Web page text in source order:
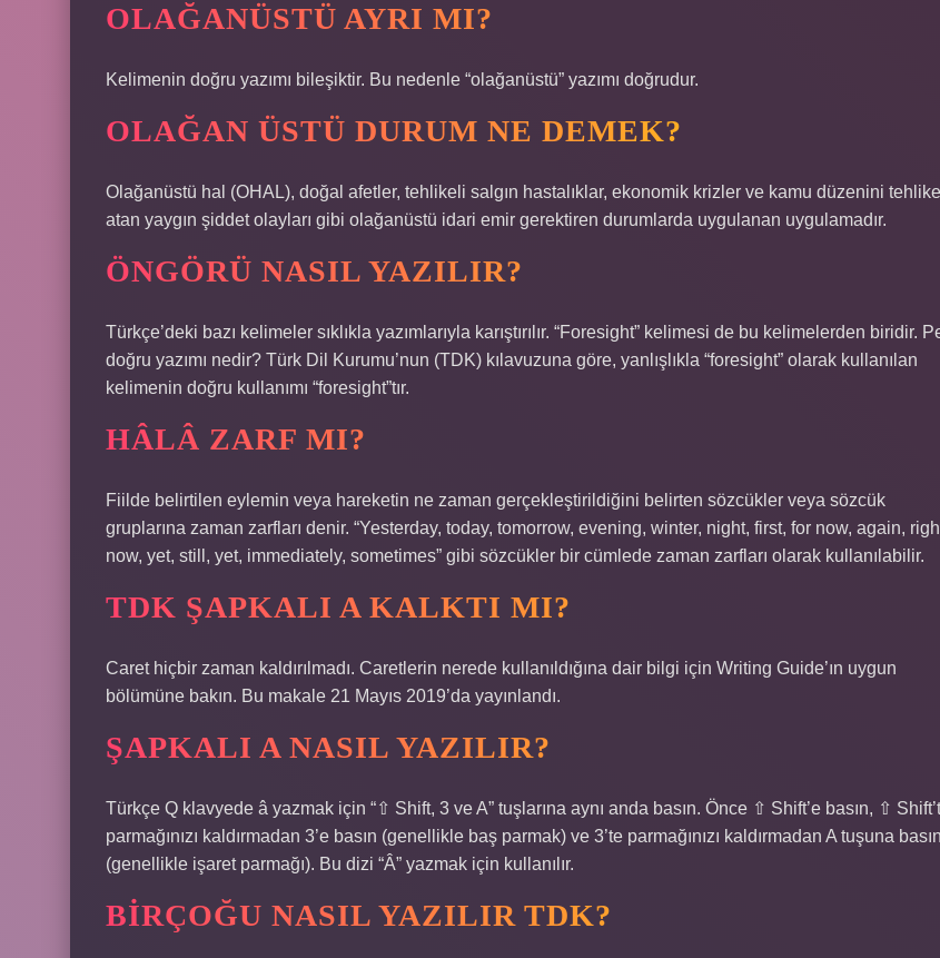
OLAĞANÜSTÜ AYRI MI?
Kelimenin doğru yazımı bileşiktir. Bu nedenle “olağanüstü” yazımı doğrudur.
OLAĞAN ÜSTÜ DURUM NE DEMEK?
Olağanüstü hal (OHAL), doğal afetler, tehlikeli salgın hastalıklar, ekonomik krizler ve kamu düzenini
atan yaygın şiddet olayları gibi olağanüstü idari emir gerektiren durumlarda uygulanan uygulamadır.
ÖNGÖRÜ NASIL YAZILIR?
Türkçe’deki bazı kelimeler sıklıkla yazımlarıyla karıştırılır. “Foresight” kelimesi de bu kelimelerden biridir.
doğru yazımı nedir? Türk Dil Kurumu’nun (TDK) kılavuzuna göre, yanlışlıkla “foresight” olarak kullanılan
kelimenin doğru kullanımı “foresight”tır.
HÂLÂ ZARF MI?
Fiilde belirtilen eylemin veya hareketin ne zaman gerçekleştirildiğini belirten sözcükler veya sözcük
gruplarına zaman zarfları denir. “Yesterday, today, tomorrow, evening, winter, night, first, for now, again,
now, yet, still, yet, immediately, sometimes” gibi sözcükler bir cümlede zaman zarfları olarak kullanılabilir.
TDK ŞAPKALI A KALKTI MI?
Caret hiçbir zaman kaldırılmadı. Caretlerin nerede kullanıldığına dair bilgi için Writing Guide’ın uygun
bölümüne bakın. Bu makale 21 Mayıs 2019’da yayınlandı.
ŞAPKALI A NASIL YAZILIR?
Türkçe Q klavyede â yazmak için “⇧ Shift, 3 ve A” tuşlarına aynı anda basın. Önce ⇧ Shift’e basın, ⇧
parmağınızı kaldırmadan 3’e basın (genellikle baş parmak) ve 3’te parmağınızı kaldırmadan A tuşuna basın
(genellikle işaret parmağı). Bu dizi “Â” yazmak için kullanılır.
BIRÇOĞU NASIL YAZILIR TDK?